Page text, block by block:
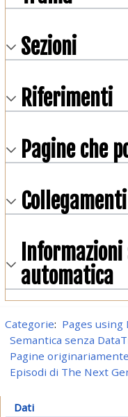
Sezioni
Riferimenti
Pagine che
automatica
Categorie: Pages
Semantica senza
Pagine
Episodi di The Next
Dati